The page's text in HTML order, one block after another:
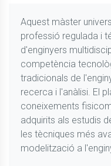
Aquest màster
professió regulada i
d'enginyers
competència
tradicionals de
recerca i l'anàlisi. El
coneixements
adquirits als estudis
les tècniques més
modelització a